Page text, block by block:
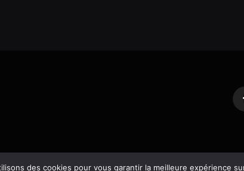
des cookies pour vous garantir la meilleure expérience